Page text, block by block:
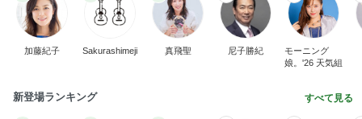
加藤紀子 Sakurashimeji 真飛聖 尼子勝紀
モーニング
娘。'26 天気組
新登場ランキング すべて見る